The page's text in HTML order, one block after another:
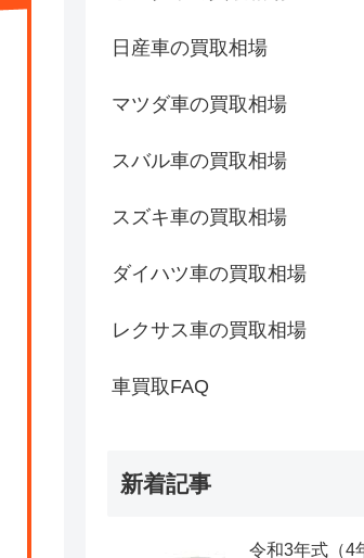
日産車の買取相場
マツダ車の買取相場
スバル車の買取相場
スズキ車の買取相場
ダイハツ車の買取相場
レクサス車の買取相場
車買取FAQ
新着記事
令和3年式（4